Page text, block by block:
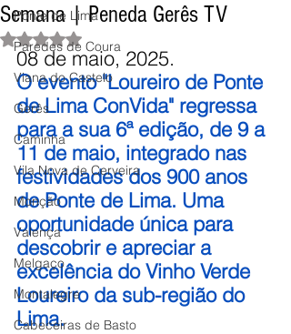
Ponte de Lima
Paredes de Coura
Viana do Castelo
Gerês
Caminha
Vila Nova de Cerveira
Monção
Valença
Melgaço
Montalegre
Cabeceiras de Basto
Semana | Peneda Gerês TV
Avaliado com NaN de 5 estrelas.
08 de maio, 2025.
O evento "Loureiro de Ponte
de Lima ConVida" regressa
para a sua 6ª edição, de 9 a
11 de maio, integrado nas
festividades dos 900 anos
de Ponte de Lima. Uma
oportunidade única para
descobrir e apreciar a
excelência do Vinho Verde
Loureiro da sub-região do
Lima.